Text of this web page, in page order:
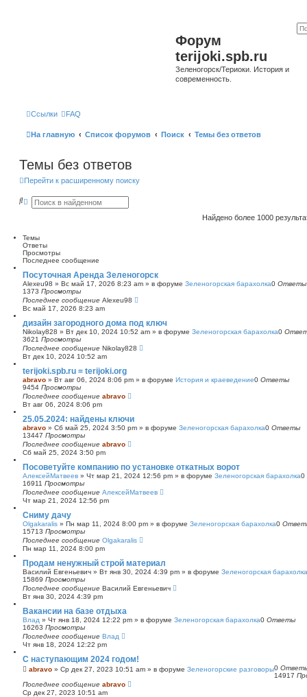
Форум
terijoki.spb.ru
Зеленогорск/Териоки. История и
современность.
Ссылки FAQ
На главную Список форумов Поиск Темы без ответов
Темы без ответов
Перейти к расширенному поиску
П Р
р
е
н
н
ы
й
п
о
и
к
Найдено более 1000
Темы
Ответы
Просмотры
Последнее сообщение
Посуточная Аренда Зеленогорск
Alexeu98 » Вс май 17, 2026 8:23 am » в форуме Зеленогорская барахолка0 Ответы
1373 Просмотры
Последнее сообщение Alexeu98
Вс май 17, 2026 8:23 am
дизайн загородного дома под ключ
Nikolay828 » Вт дек 10, 2024 10:52 am » в форуме Зеленогорская барахолка0
3621 Просмотры
Последнее сообщение Nikolay828
Вт дек 10, 2024 10:52 am
terijoki.spb.ru = terijoki.org
abravo » Вт авг 06, 2024 8:06 pm » в форуме История и краеведение0 Ответы
9454 Просмотры
Последнее сообщение abravo
Вт авг 06, 2024 8:06 pm
25.05.2024: найдены ключи
abravo » Сб май 25, 2024 3:50 pm » в форуме Зеленогорская барахолка0 Ответы
13447 Просмотры
Последнее сообщение abravo
Сб май 25, 2024 3:50 pm
Посоветуйте компанию по установке откатных ворот
АлексейМатвеев » Чт мар 21, 2024 12:56 pm » в форуме Зеленогорская барахолка0
16911 Просмотры
Последнее сообщение АлексейМатвеев
Чт мар 21, 2024 12:56 pm
Сниму дачу
Olgakaralis » Пн мар 11, 2024 8:00 pm » в форуме Зеленогорская барахолка0
15713 Просмотры
Последнее сообщение Olgakaralis
Пн мар 11, 2024 8:00 pm
Продам ненужный строй материал
Василий Евгеньевич » Вт янв 30, 2024 4:39 pm » в форуме Зеленогорская барахолка
15869 Просмотры
Последнее сообщение Василий Евгеньевич
Вт янв 30, 2024 4:39 pm
Вакансии на базе отдыха
Влад » Чт янв 18, 2024 12:22 pm » в форуме Зеленогорская барахолка0 Ответы
16263 Просмотры
Последнее сообщение Влад
Чт янв 18, 2024 12:22 pm
С наступающим 2024 годом!
abravo » Ср дек 27, 2023 10:51 am » в форуме Зеленогорские разговоры0
14917
Последнее сообщение abravo
Ср дек 27, 2023 10:51 am